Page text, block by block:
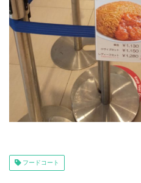
フードコート